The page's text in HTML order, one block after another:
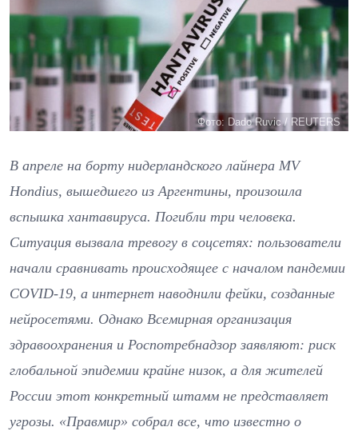
Фото: Dado Ruvic / REUTERS
В апреле на борту нидерландского лайнера MV
Hondius, вышедшего из Аргентины, произошла
вспышка хантавируса. Погибли три человека.
Ситуация вызвала тревогу в соцсетях: пользователи
начали сравнивать происходящее с началом пандемии
COVID-19, а интернет наводнили фейки, созданные
нейросетями. Однако Всемирная организация
здравоохранения и Роспотребнадзор заявляют: риск
глобальной эпидемии крайне низок, а для жителей
России этот конкретный штамм не представляет
угрозы. «Правмир» собрал все, что известно о